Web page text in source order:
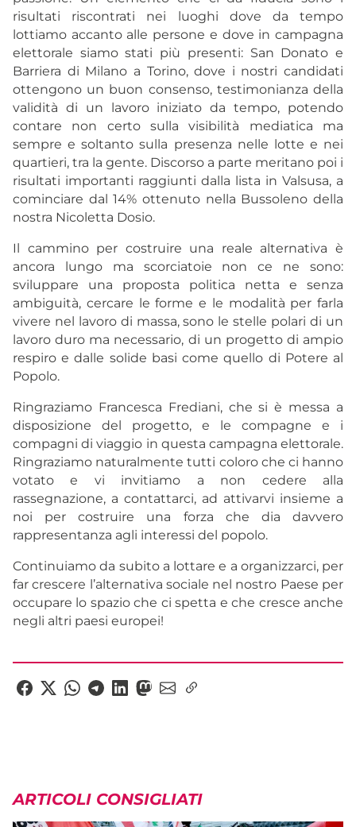
risultati riscontrati nei luoghi dove da tempo
lottiamo accanto alle persone e dove in campagna
elettorale siamo stati più presenti: San Donato e
Barriera di Milano a Torino, dove i nostri candidati
ottengono un buon consenso, testimonianza della
validità di un lavoro iniziato da tempo, potendo
contare non certo sulla visibilità mediatica ma
sempre e soltanto sulla presenza nelle lotte e nei
quartieri, tra la gente. Discorso a parte meritano poi i
risultati importanti raggiunti dalla lista in Valsusa, a
cominciare dal 14% ottenuto nella Bussoleno della
nostra Nicoletta Dosio.
Il cammino per costruire una reale alternativa è
ancora lungo ma scorciatoie non ce ne sono:
sviluppare una proposta politica netta e senza
ambiguità, cercare le forme e le modalità per farla
vivere nel lavoro di massa, sono le stelle polari di un
lavoro duro ma necessario, di un progetto di ampio
respiro e dalle solide basi come quello di Potere al
Popolo.
Ringraziamo Francesca Frediani, che si è messa a
disposizione del progetto, e le compagne e i
compagni di viaggio in questa campagna elettorale.
Ringraziamo naturalmente tutti coloro che ci hanno
votato e vi invitiamo a non cedere alla
rassegnazione, a contattarci, ad attivarvi insieme a
noi per costruire una forza che dia davvero
rappresentanza agli interessi del popolo.
Continuiamo da subito a lottare e a organizzarci, per
far crescere l’alternativa sociale nel nostro Paese per
occupare lo spazio che ci spetta e che cresce anche
negli altri paesi europei!
ARTICOLI CONSIGLIATI